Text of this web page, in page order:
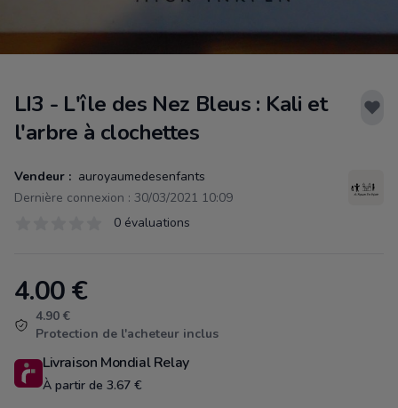
LI3 - L'île des Nez Bleus : Kali et
l'arbre à clochettes
Vendeur : auroyaumedesenfants
Dernière connexion : 30/03/2021 10:09
0 évaluations
Product information
4.00€
4.90 €
Protection de l'acheteur inclus
Livraison Mondial Relay
À partir de 3.67 €